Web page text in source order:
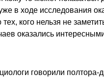
в ходе исследования
кого нельзя не
оказались
говорили полтора-